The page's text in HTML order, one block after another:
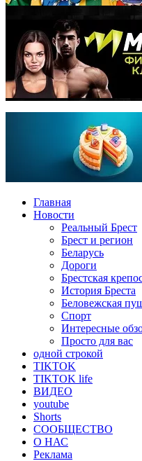
Главная
Новости
Реальный Брест
Брест и регион
Беларусь
Дороги
Брестская
История Бреста
Беловежская
Спорт
Интересные
Просто для вас
одной строкой
TIKTOK
TIKTOK life
ВИДЕО
youtube
Shorts
СООБЩЕСТВО
О НАС
Реклама